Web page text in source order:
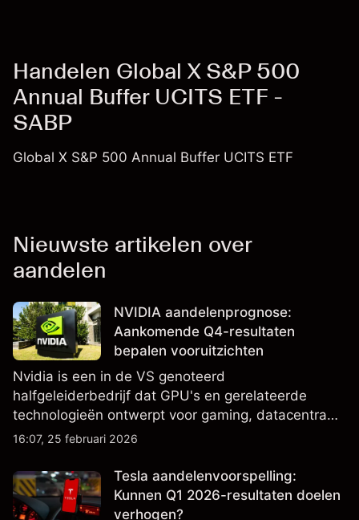
Handelen Global X S&P 500
Annual Buffer UCITS ETF -
SABP
Global X S&P 500 Annual Buffer UCITS ETF
Nieuwste artikelen over
aandelen
NVIDIA aandelenprognose:
Aankomende Q4-resultaten
bepalen vooruitzichten
Nvidia is een in de VS genoteerd
halfgeleiderbedrijf dat GPU's en gerelateerde
technologieën ontwerpt voor gaming, datacentra
en AI, en is een belangrijke component van
NVDA-koersdoelen en technische analyse.
16:07, 25 februari 2026
Tesla aandelenvoorspelling:
Kunnen Q1 2026-resultaten doelen
verhogen?